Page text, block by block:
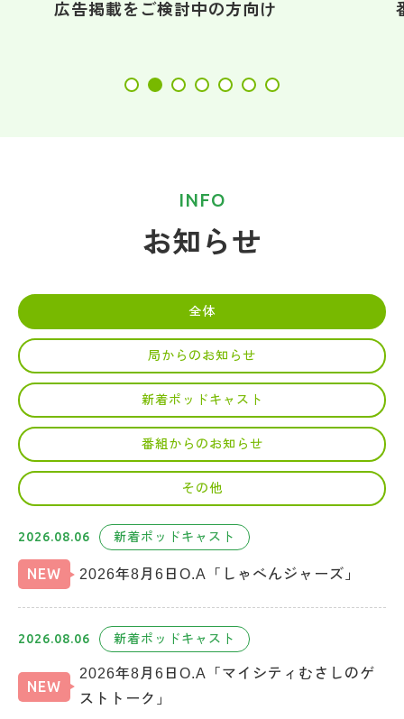
広告掲載をご検討中の方向け
INFO
お知らせ
全体
局からのお知らせ
新着ポッドキャスト
番組からのお知らせ
その他
2026.08.06 新着ポッドキャスト
NEW 2026年8月6日O.A「しゃべんジャーズ」
2026.08.06 新着ポッドキャスト
NEW
2026年8月6日O.A「マイシティむさしのゲ
ストトーク」